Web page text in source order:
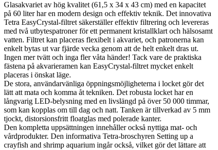
Glasakvariet av hög kvalitet (61,5 x 34 x 43 cm) med en kapacitet
på 60 liter har en modern design och effektiv teknik. Det innovativa
Tetra EasyCrystal-filtret säkerställer effektiv filtrering och levereras
med två utbytespatroner för ett permanent kristallklart och hälsosamt
vatten. Filtret kan placeras flexibelt i akvariet, och patronerna kan
enkelt bytas ut var fjärde vecka genom att de helt enkelt dras ut.
Ingen mer tvätt och inga fler våta händer! Tack vare de praktiska
fästena på akvarieramen kan EasyCrystal-filtret mycket enkelt
placeras i önskat läge.
De stora, användarvänliga öppningsmöjligheterna i locket gör det
lätt att mata och komma åt tekniken. Det robusta locket har en
långvarig LED-belysning med en livslängd på över 50 000 timmar,
som kan kopplas om till dag och natt. Tanken är tillverkad av 5 mm
tjockt, distorsionsfritt floatglas med polerade kanter.
Den kompletta uppsättningen innehåller också nyttiga mat- och
vårdprodukter. Den informativa Tetra-broschyren Setting up a
crayfish and shrimp aquarium ingår också, vilket gör det lättare att